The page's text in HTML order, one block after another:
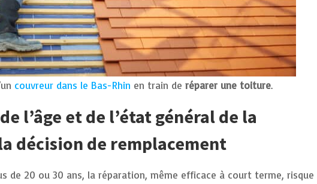
couvreur dans le Bas-Rhin en train de réparer une toiture.
l’âge et de l’état général de la
décision de remplacement
de 20 ou 30 ans, la réparation, même efficace à court terme, risque